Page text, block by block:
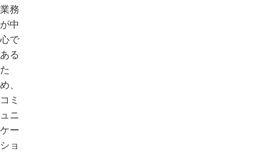
業務
が中
心で
ある
た
め、
コミ
ュニ
ケー
ショ